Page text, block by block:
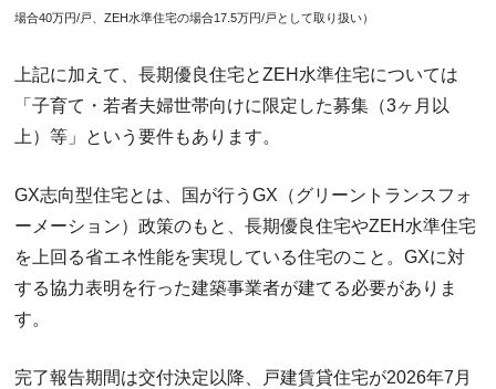
場合40万円/戸、ZEH水準住宅の場合17.5万円/戸として取り扱い）
上記に加えて、長期優良住宅とZEH水準住宅については
「子育て・若者夫婦世帯向けに限定した募集（3ヶ月以
上）等」という要件もあります。
GX志向型住宅とは、国が行うGX（グリーントランスフォ
ーメーション）政策のもと、長期優良住宅やZEH水準住宅
を上回る省エネ性能を実現している住宅のこと。GXに対
する協力表明を行った建築事業者が建てる必要がありま
す。
完了報告期間は交付決定以降、戸建賃貸住宅が2026年7月